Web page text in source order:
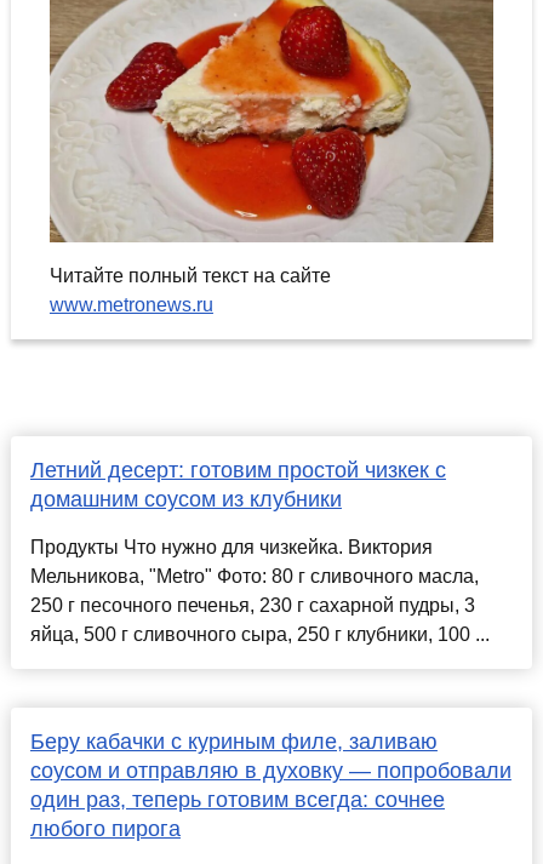
Читайте полный текст на сайте
www.metronews.ru
Летний десерт: готовим простой чизкек с
домашним соусом из клубники
Продукты Что нужно для чизкейка. Виктория
Мельникова, "Metro" Фото: 80 г сливочного масла,
250 г песочного печенья, 230 г сахарной пудры, 3
яйца, 500 г сливочного сыра, 250 г клубники, 100 ...
Беру кабачки с куриным филе, заливаю
соусом и отправляю в духовку — попробовали
один раз, теперь готовим всегда: сочнее
любого пирога